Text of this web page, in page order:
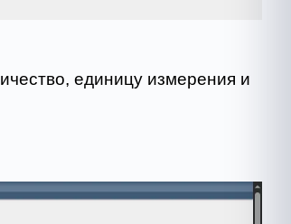
единицу измерения и